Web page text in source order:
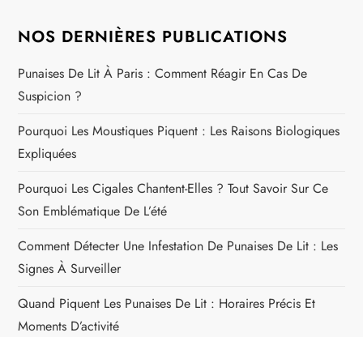
e
NOS DERNIÈRES PUBLICATIONS
Punaises De Lit À Paris : Comment Réagir En Cas De
Suspicion ?
Pourquoi Les Moustiques Piquent : Les Raisons Biologiques
Expliquées
Pourquoi Les Cigales Chantent-Elles ? Tout Savoir Sur Ce
Son Emblématique De L’été
Comment Détecter Une Infestation De Punaises De Lit : Les
Signes À Surveiller
Quand Piquent Les Punaises De Lit : Horaires Précis Et
Moments D’activité